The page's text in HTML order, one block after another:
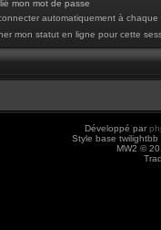
mon mot de passe
automatiquement à chaque
mon statut en ligne pour cette
Développé par
Style base
MW2 ©